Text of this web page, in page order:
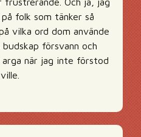
folk som tänker så
vilka ord dom använde
försvann och
arga när jag inte förstod